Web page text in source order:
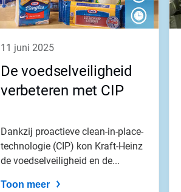
11 juni 2025
De voedselveiligheid
verbeteren met CIP
Dankzij proactieve clean-in-place-
technologie (CIP) kon Kraft-Heinz
de voedselveiligheid en de...
Toon meer